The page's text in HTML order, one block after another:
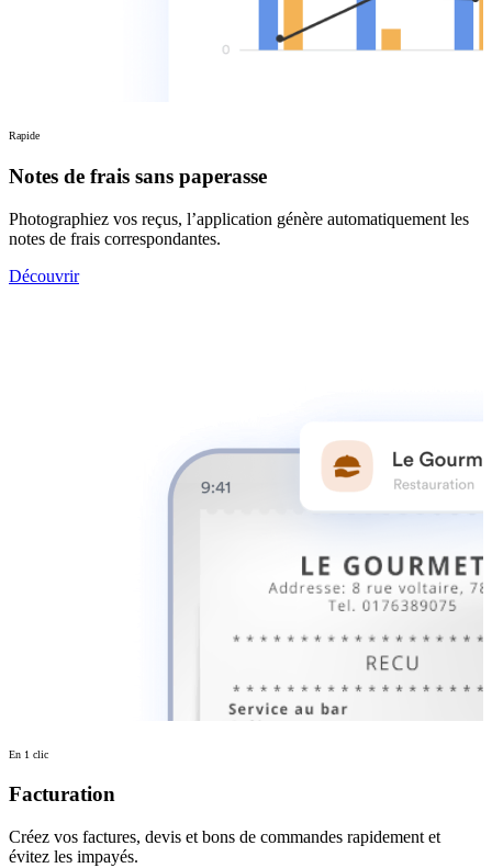
Rapide
Notes de frais sans paperasse
Photographiez vos reçus, l’application génère automatiquement les
notes de frais correspondantes.
Découvrir
En 1 clic
Facturation
Créez vos factures, devis et bons de commandes rapidement et
évitez les impayés.